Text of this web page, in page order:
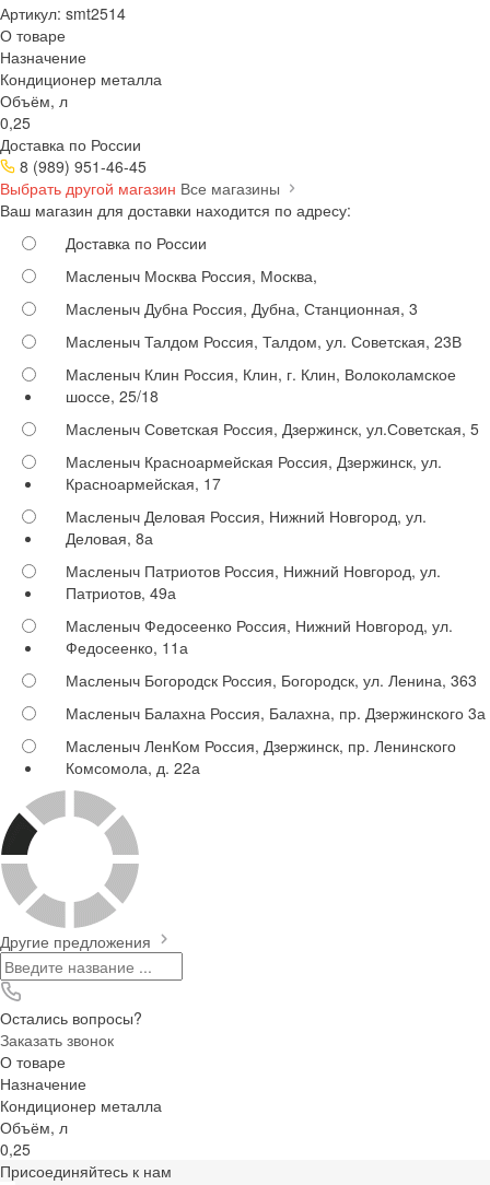
Артикул: smt2514
О товаре
Назначение
Кондиционер металла
Объём, л
0,25
Доставка по России
8 (989) 951-46-45
Выбрать другой магазин Все магазины
Ваш магазин для доставки находится по адресу:
Доставка по России
Масленыч Москва Россия, Москва,
Масленыч Дубна Россия, Дубна, Станционная, 3
Масленыч Талдом Россия, Талдом, ул. Советская, 23В
Масленыч Клин Россия, Клин, г. Клин, Волоколамское
шоссе, 25/18
Масленыч Советская Россия, Дзержинск, ул.Советская, 5
Масленыч Красноармейская Россия, Дзержинск, ул.
Красноармейская, 17
Масленыч Деловая Россия, Нижний Новгород, ул.
Деловая, 8а
Масленыч Патриотов Россия, Нижний Новгород, ул.
Патриотов, 49а
Масленыч Федосеенко Россия, Нижний Новгород, ул.
Федосеенко, 11а
Масленыч Богородск Россия, Богородск, ул. Ленина, 363
Масленыч Балахна Россия, Балахна, пр. Дзержинского 3а
Масленыч ЛенКом Россия, Дзержинск, пр. Ленинского
Комсомола, д. 22а
Другие предложения
Остались вопросы?
Заказать звонок
О товаре
Назначение
Кондиционер металла
Объём, л
0,25
Присоединяйтесь к нам